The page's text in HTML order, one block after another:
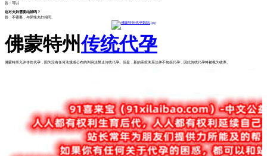
答：可以
这对夫妇需要结婚吗？
答：不需要，与异性夫妇相同。
佛蒙特州传统代孕
佛蒙特州允许传统代孕，因为没有任何法规或公布的判例法禁止传统代孕。但是，新的亲权关系法并不包括代孕，因此传统代孕将被视为收养。